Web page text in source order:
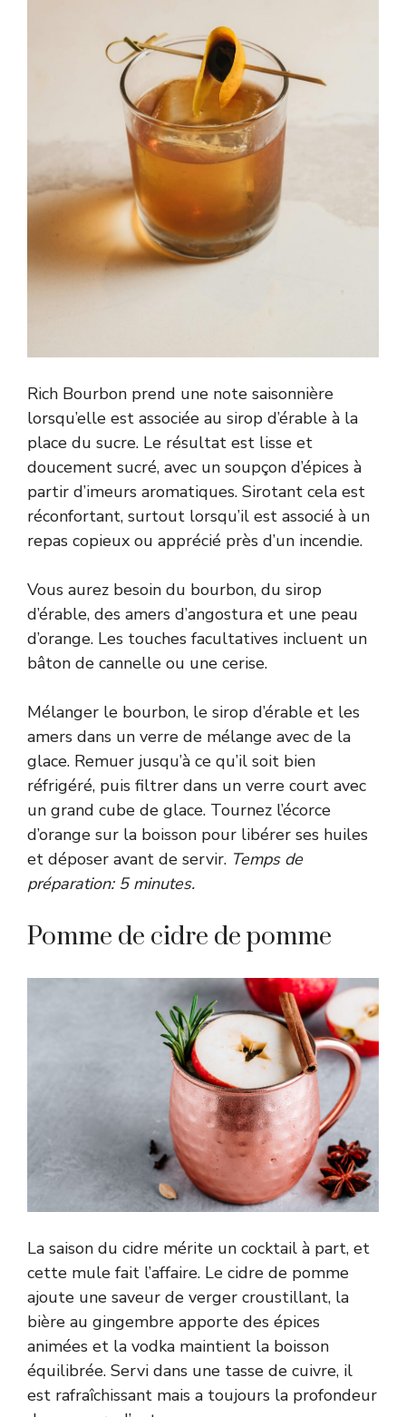
Rich Bourbon prend une note saisonnière
lorsqu’elle est associée au sirop d’érable à la
place du sucre. Le résultat est lisse et
doucement sucré, avec un soupçon d’épices à
partir d’imeurs aromatiques. Sirotant cela est
réconfortant, surtout lorsqu’il est associé à un
repas copieux ou apprécié près d’un incendie.
Vous aurez besoin du bourbon, du sirop
d’érable, des amers d’angostura et une peau
d’orange. Les touches facultatives incluent un
bâton de cannelle ou une cerise.
Mélanger le bourbon, le sirop d’érable et les
amers dans un verre de mélange avec de la
glace. Remuer jusqu’à ce qu’il soit bien
réfrigéré, puis filtrer dans un verre court avec
un grand cube de glace. Tournez l’écorce
d’orange sur la boisson pour libérer ses huiles
et déposer avant de servir. Temps de
préparation: 5 minutes.
Pomme de cidre de pomme
La saison du cidre mérite un cocktail à part, et
cette mule fait l’affaire. Le cidre de pomme
ajoute une saveur de verger croustillant, la
bière au gingembre apporte des épices
animées et la vodka maintient la boisson
équilibrée. Servi dans une tasse de cuivre, il
est rafraîchissant mais a toujours la profondeur